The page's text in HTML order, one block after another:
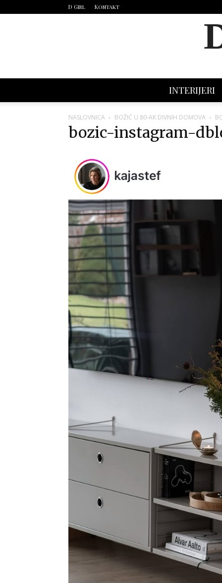
D Girl Kontakt
INTERIJERI
NASLOVNICA BOŽIĆ U 80-AK DIVNIH DOMOVA
bozic-instagram-